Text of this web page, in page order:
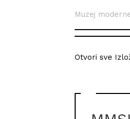
Muzej
Otvori sve